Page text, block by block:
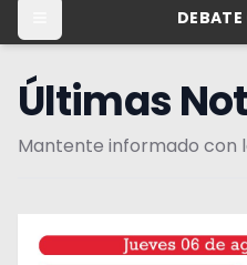
Últimas
Mantente informado con